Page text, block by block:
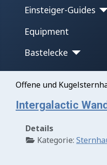
Einsteiger-Guides
Equipment
Bastelecke
Offene und
Intergalactic
Details
Kategorie: